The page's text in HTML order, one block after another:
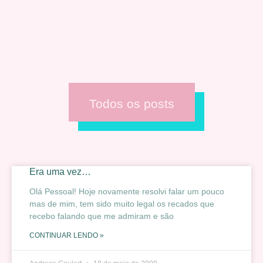
Todos os posts
Era uma vez…
Olá Pessoal! Hoje novamente resolvi falar um pouco
mas de mim, tem sido muito legal os recados que
recebo falando que me admiram e são
CONTINUAR LENDO »